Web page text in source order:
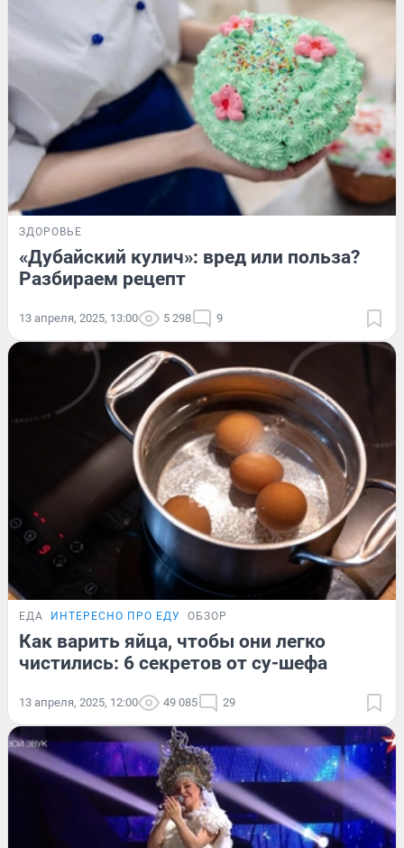
ЗДОРОВЬЕ
«Дубайский кулич»: вред или польза?
Разбираем рецепт
13 апреля, 2025, 13:00 5 298 9
ЕДА ИНТЕРЕСНО ПРО ЕДУ ОБЗОР
Как варить яйца, чтобы они легко
чистились: 6 секретов от су-шефа
13 апреля, 2025, 12:00 49 085 29